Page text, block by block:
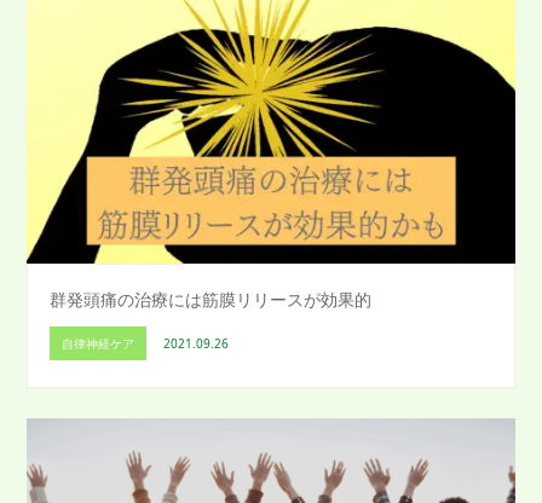
群発頭痛の治療には筋膜リリースが効果的
自律神経ケア 2021.09.26